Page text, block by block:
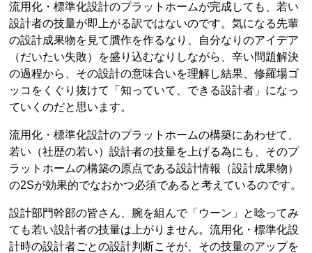
流用化・標準化設計のプラットホームが完成しても、若い
設計者の技量が即上がる訳ではないのです。気になる先輩
の設計成果物を見て贋作を作るなり、自分なりのアイデア
（だいたい失敗）を盛り込むなりしながら、辛い問題解決
の過程から、その設計の意味合いを理解し結果、修羅場ゴ
ッコをくぐり抜けて「知っていて、できる設計者」になっ
ていくのだと思います。
流用化・標準化設計のプラットホームの構築にあわせて、
若い（社歴の若い）設計者の技量を上げる為にも、そのプ
ラットホームの構築の原点である設計情報（設計成果物）
の2Sが効果的でなおかつ必須であると考えているのです。
設計部門幹部の皆さん、腕を組んで「ウーン」と唸ってみ
ても若い設計者の技量は上がりません。流用化・標準化設
計時の設計者ごとの設計判断こそが、その技量のアップを